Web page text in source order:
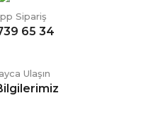
Sipariş
65 34
Ulaşın